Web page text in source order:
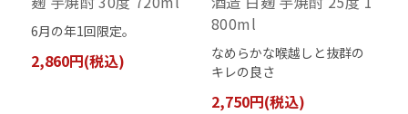
6月の年1回限定。
2,860円(税込)
800ml
なめらかな喉越しと抜群の
キレの良さ
2,750円(税込)